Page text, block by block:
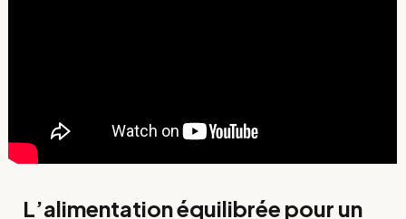
L’alimentation équilibrée pour un